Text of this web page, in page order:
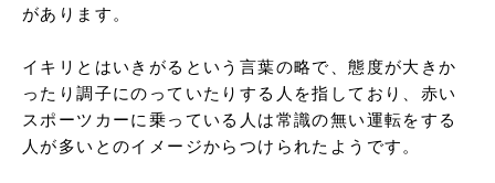
があります。
イキリとはいきがるという言葉の略で、態度が大きか
ったり調子にのっていたりする人を指しており、赤い
スポーツカーに乗っている人は常識の無い運転をする
人が多いとのイメージからつけられたようです。